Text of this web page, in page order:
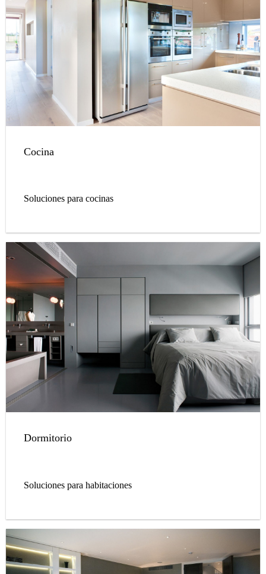
Cocina
Soluciones para cocinas
Dormitorio
Soluciones para habitaciones